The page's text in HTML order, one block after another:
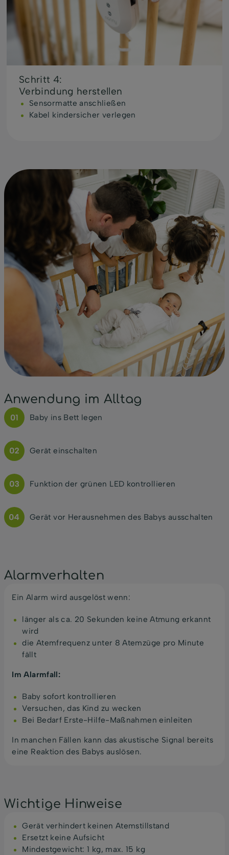
Schritt 4:
Verbindung herstellen
Sensormatte anschließen
Kabel kindersicher verlegen
Anwendung im Alltag
Baby ins Bett legen
Gerät einschalten
Funktion der grünen LED kontrollieren
Gerät vor Herausnehmen des Babys ausschalten
Alarmverhalten
Ein Alarm wird ausgelöst wenn:
länger als ca. 20 Sekunden keine Atmung erkannt
wird
die Atemfrequenz unter 8 Atemzüge pro Minute
fällt
Im Alarmfall:
Baby sofort kontrollieren
Versuchen, das Kind zu wecken
Bei Bedarf Erste-Hilfe-Maßnahmen einleiten
In manchen Fällen kann das akustische Signal bereits
eine Reaktion des Babys auslösen.
Wichtige Hinweise
Gerät verhindert keinen Atemstillstand
Ersetzt keine Aufsicht
Mindestgewicht: 1 kg, max. 15 kg